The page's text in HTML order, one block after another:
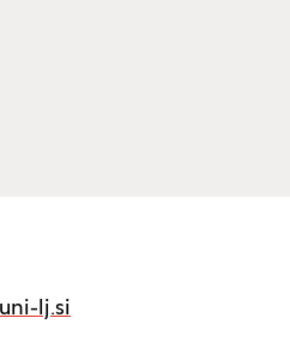
lj.si